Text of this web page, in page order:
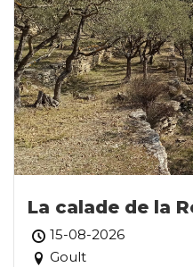
La calade de la
15-08-2026
Goult